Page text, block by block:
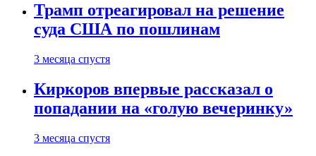
Трамп отреагировал на решение
суда США по пошлинам
3 месяца спустя
Киркоров впервые рассказал о
попадании на «голую вечеринку»
3 месяца спустя